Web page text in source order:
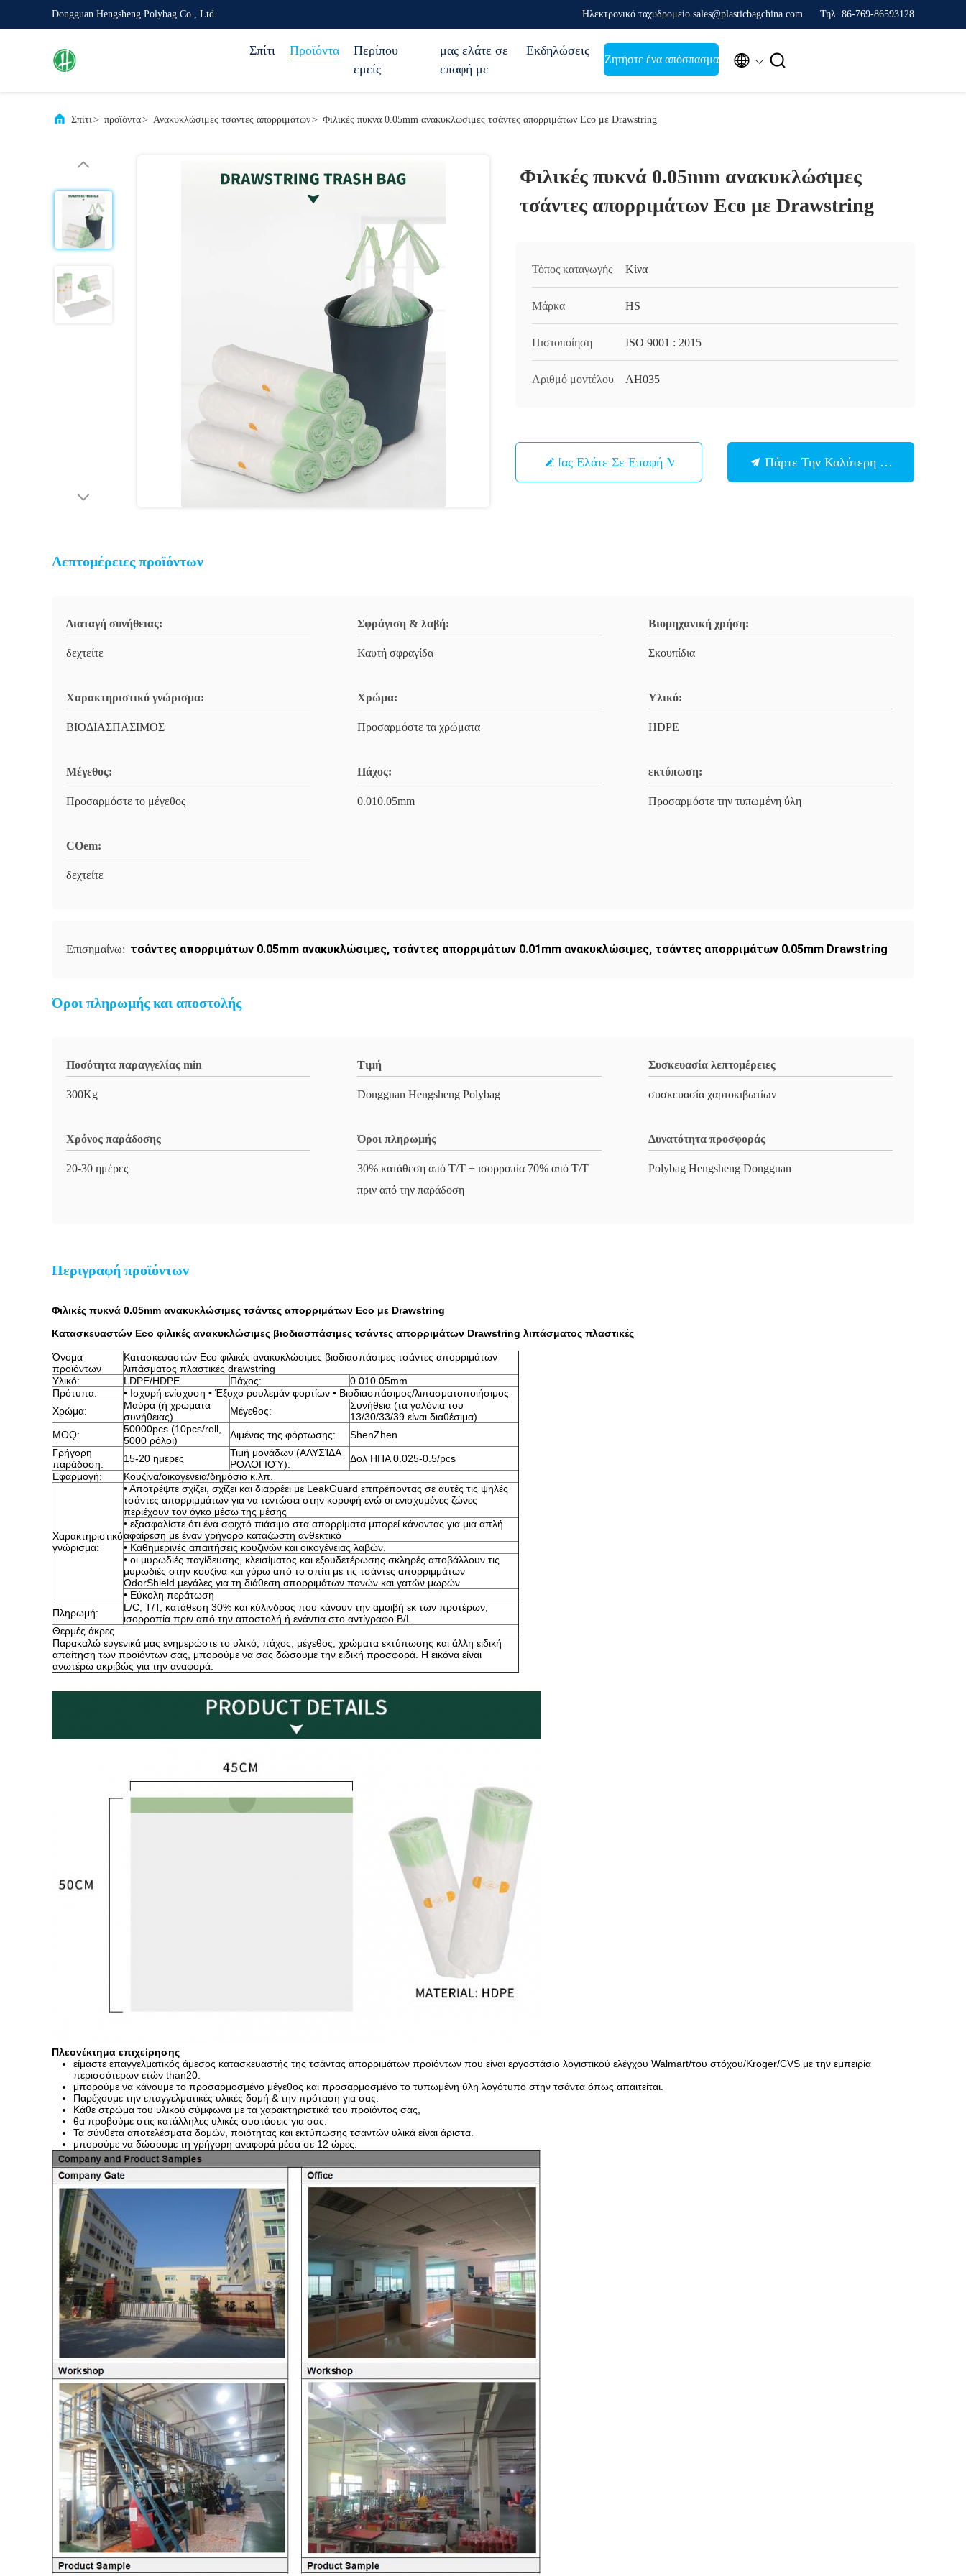
Dongguan Hengsheng Polybag Co., Ltd. Ηλεκτρονικό ταχυδρομείο sales@plasticbagchina.com Τηλ. 86-769-86593128
Σπίτι Προϊόντα
Περίπου
εμείς
μας ελάτε σε
επαφή με
Εκδηλώσεις
Ζητήστε ένα απόσπασμα  
Σπίτι> προϊόντα> Ανακυκλώσιμες τσάντες απορριμάτων> Φιλικές πυκνά 0.05mm ανακυκλώσιμες τσάντες απορριμάτων Eco με Drawstring
Φιλικές πυκνά 0.05mm ανακυκλώσιμες
τσάντες απορριμάτων Eco με Drawstring
Τόπος καταγωγής Κίνα
Μάρκα HS
Πιστοποίηση ISO 9001 : 2015
Αριθμό μοντέλου AH035
Μας Ελάτε Σε Επαφή Με Πάρτε Την Καλύτερη Τιμή
Λεπτομέρειες προϊόντων
Διαταγή συνήθειας:
δεχτείτε
Σφράγιση & λαβή:
Καυτή σφραγίδα
Βιομηχανική χρήση:
Σκουπίδια
Χαρακτηριστικό γνώρισμα:
ΒΙΟΔΙΑΣΠΑΣΙΜΟΣ
Χρώμα:
Προσαρμόστε τα χρώματα
Υλικό:
HDPE
Μέγεθος:
Προσαρμόστε το μέγεθος
Πάχος:
0.010.05mm
εκτύπωση:
Προσαρμόστε την τυπωμένη ύλη
COem:
δεχτείτε
Επισημαίνω: τσάντες απορριμάτων 0.05mm ανακυκλώσιμες, τσάντες απορριμάτων 0.01mm ανακυκλώσιμες, τσάντες απορριμάτων 0.05mm Drawstring
Όροι πληρωμής και αποστολής
Ποσότητα παραγγελίας min
300Kg
Τιμή
Dongguan Hengsheng Polybag
Συσκευασία λεπτομέρειες
συσκευασία χαρτοκιβωτίων
Χρόνος παράδοσης
20-30 ημέρες
Όροι πληρωμής
30% κατάθεση από T/T + ισορροπία 70% από T/T
πριν από την παράδοση
Δυνατότητα προσφοράς
Polybag Hengsheng Dongguan
Περιγραφή προϊόντων
Φιλικές πυκνά 0.05mm ανακυκλώσιμες τσάντες απορριμάτων Eco με Drawstring
Κατασκευαστών Eco φιλικές ανακυκλώσιμες βιοδιασπάσιμες τσάντες απορριμάτων Drawstring λιπάσματος πλαστικές
Όνομα
προϊόντων
Κατασκευαστών Eco φιλικές ανακυκλώσιμες βιοδιασπάσιμες τσάντες απορριμάτων
λιπάσματος πλαστικές drawstring
Υλικό:
LDPE/HDPE Πάχος:
0.010.05mm
Πρότυπα:
• Ισχυρή ενίσχυση • Έξοχο ρουλεμάν φορτίων • Βιοδιασπάσιμος/λιπασματοποιήσιμος
Χρώμα:
Μαύρα (ή χρώματα
συνήθειας)
Μέγεθος:
Συνήθεια (τα γαλόνια του
13/30/33/39 είναι διαθέσιμα)
MOQ:
50000pcs (10pcs/roll,
5000 ρόλοι)
Λιμένας της φόρτωσης:
ShenZhen
Γρήγορη
παράδοση:
15-20 ημέρες
Τιμή μονάδων (ΑΛΥΣΊΔΑ
ΡΟΛΟΓΙΟΎ):
Δολ ΗΠΑ 0.025-0.5/pcs
Εφαρμογή:
Κουζίνα/οικογένεια/δημόσιο κ.λπ.
Χαρακτηριστικό
γνώρισμα:
• Αποτρέψτε σχίζει, σχίζει και διαρρέει με LeakGuard επιτρέποντας σε αυτές τις ψηλές
τσάντες απορριμμάτων για να τεντώσει στην κορυφή ενώ οι ενισχυμένες ζώνες
περιέχουν τον όγκο μέσω της μέσης
• εξασφαλίστε ότι ένα σφιχτό πιάσιμο στα απορρίματα μπορεί κάνοντας για μια απλή
αφαίρεση με έναν γρήγορο καταζώστη ανθεκτικό
• Καθημερινές απαιτήσεις κουζινών και οικογένειας λαβών.
• οι μυρωδιές παγίδευσης, κλεισίματος και εξουδετέρωσης σκληρές αποβάλλουν τις
μυρωδιές στην κουζίνα και γύρω από το σπίτι με τις τσάντες απορριμμάτων
OdorShield μεγάλες για τη διάθεση απορριμάτων πανών και γατών μωρών
• Εύκολη περάτωση
Πληρωμή:
L/C, T/T, κατάθεση 30% και κύλινδρος που κάνουν την αμοιβή εκ των προτέρων,
ισορροπία πριν από την αποστολή ή ενάντια στο αντίγραφο B/L.
Θερμές άκρες
Παρακαλώ ευγενικά μας ενημερώστε το υλικό, πάχος, μέγεθος, χρώματα εκτύπωσης και άλλη ειδική
απαίτηση των προϊόντων σας, μπορούμε να σας δώσουμε την ειδική προσφορά. Η εικόνα είναι
ανωτέρω ακριβώς για την αναφορά.
Πλεονέκτημα επιχείρησης
είμαστε επαγγελματικός άμεσος κατασκευαστής της τσάντας απορριμάτων προϊόντων που είναι εργοστάσιο λογιστικού ελέγχου Walmart/του στόχου/Kroger/CVS με την εμπειρία
περισσότερων ετών than20.
μπορούμε να κάνουμε το προσαρμοσμένο μέγεθος και προσαρμοσμένο το τυπωμένη ύλη λογότυπο στην τσάντα όπως απαιτείται.
Παρέχουμε την επαγγελματικές υλικές δομή & την πρόταση για σας.
Κάθε στρώμα του υλικού σύμφωνα με τα χαρακτηριστικά του προϊόντος σας,
θα προβούμε στις κατάλληλες υλικές συστάσεις για σας.
Τα σύνθετα αποτελέσματα δομών, ποιότητας και εκτύπωσης τσαντών υλικά είναι άριστα.
μπορούμε να δώσουμε τη γρήγορη αναφορά μέσα σε 12 ώρες.